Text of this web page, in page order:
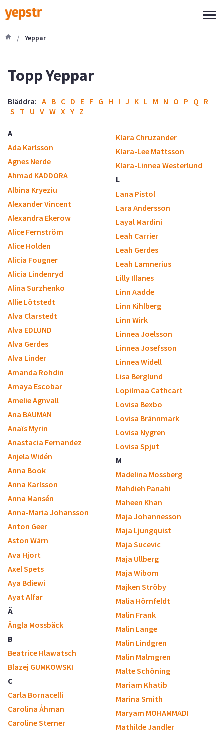
/ Yeppar
Topp Yeppar
Bläddra: A B C D E F G H I J K L M N O P Q R
S T U V W X Y Z
A
Ada Karlsson
Agnes Nerde
Ahmad KADDORA
Albina Kryeziu
Alexander Vincent
Alexandra Ekerow
Alice Fernström
Alice Holden
Alicia Fougner
Alicia Lindenryd
Alina Surzhenko
Allie Lötstedt
Alva Clarstedt
Alva EDLUND
Alva Gerdes
Alva Linder
Amanda Rohdin
Amaya Escobar
Amelie Agnvall
Ana BAUMAN
Anaïs Myrin
Anastacia Fernandez
Anjela Widén
Anna Book
Anna Karlsson
Anna Mansén
Anna-Maria Johansson
Anton Geer
Aston Wärn
Ava Hjort
Axel Spets
Aya Bdiewi
Ayat Alfar
Ä
Ängla Mossbäck
B
Beatrice Hlawatsch
Blazej GUMKOWSKI
C
Carla Bornacelli
Carolina Åhman
Caroline Sterner
Klara Chruzander
Klara-Lee Mattsson
Klara-Linnea Westerlund
L
Lana Pistol
Lara Andersson
Layal Mardini
Leah Carrier
Leah Gerdes
Leah Lamnerius
Lilly Illanes
Linn Aadde
Linn Kihlberg
Linn Wirk
Linnea Joelsson
Linnea Josefsson
Linnea Widell
Lisa Berglund
Lopilmaa Cathcart
Lovisa Bexbo
Lovisa Brännmark
Lovisa Nygren
Lovisa Spjut
M
Madelina Mossberg
Mahdieh Panahi
Maheen Khan
Maja Johannesson
Maja Ljungquist
Maja Sucevic
Maja Ullberg
Maja Wibom
Majken Ströby
Malia Hörnfeldt
Malin Frank
Malin Lange
Malin Lindgren
Malin Malmgren
Malte Schöning
Mariam Khatib
Marina Smith
Maryam MOHAMMADI
Mathilde Jandler